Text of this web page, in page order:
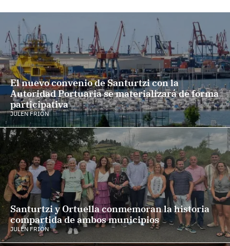
El nuevo convenio de Santurtzi con la
Autoridad Portuaria se materializará de forma
participativa
JULEN FRIÓN
Santurtzi y Ortuella conmemoran la historia
compartida de ambos municipios
JULEN FRIÓN